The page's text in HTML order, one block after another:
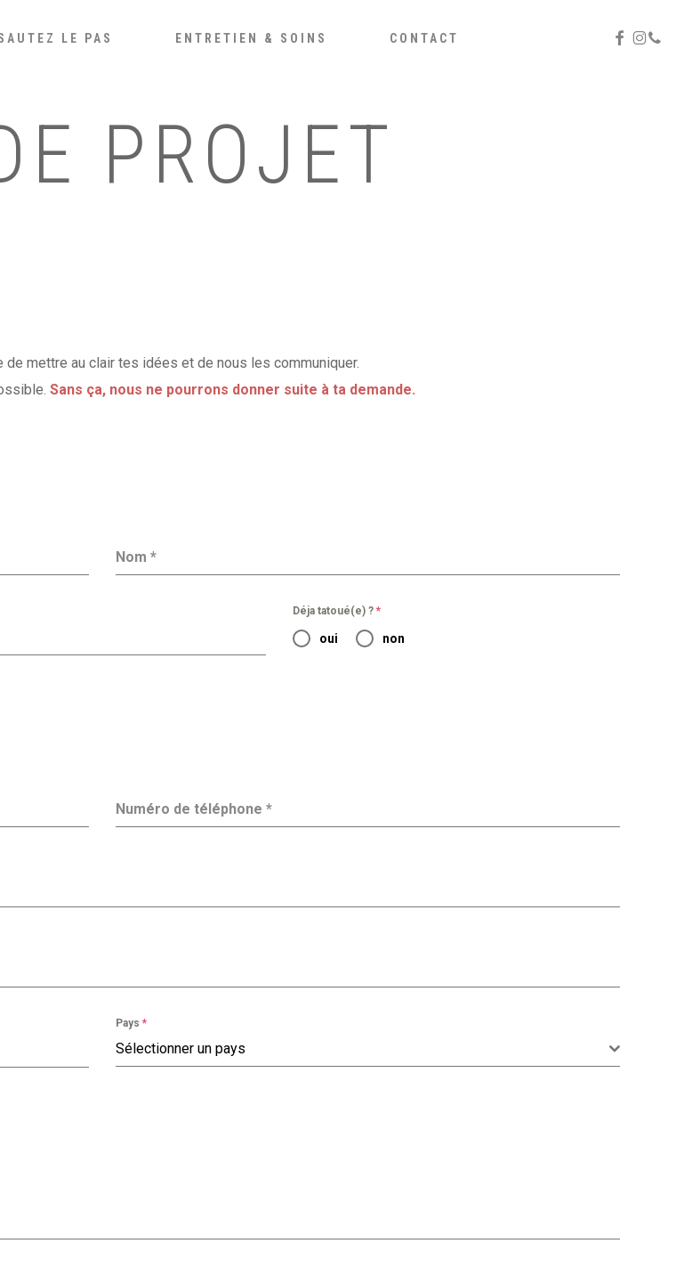
LE PAS ENTRETIEN & SOINS CONTACT FACEBOOK
PHONE
PROJET
mettre au clair tes idées et de nous les communiquer.
Sans ça, nous ne pourrons donner suite à ta demande.
Nom *
Déja tatoué(e) ? *
oui non
Numéro de téléphone *
Pays *
Sélectionner un pays